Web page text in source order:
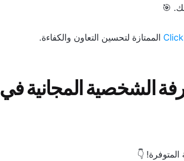
🎯
الممتازة لتحسين التعاون والكفاءة.
الشخصية المجانية في
👇